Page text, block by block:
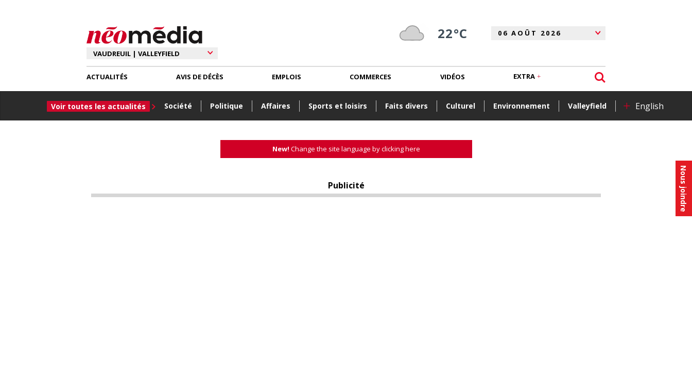
Nous joindre
22°C
ACTUALITÉS
Voir toutes les actualités Société Politique Affaires Sports et loisirs Faits divers Culturel Environnement Valleyfield + English
AVIS DE DÉCÈS EMPLOIS COMMERCES VIDÉOS EXTRA
New! Change the site language by clicking here
Publicité